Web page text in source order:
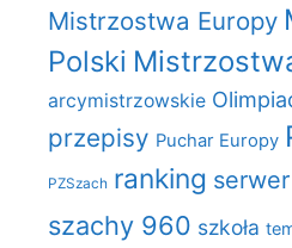
Mistrzostwa Europy
Polski
arcymistrzowskie
przepisy Puchar Europy
PZSzach ranking
szachy 960 szkoła